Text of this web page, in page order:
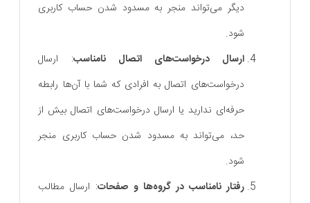
دیگر می‌تواند منجر به مسدود شدن حساب کاربری
شود.
ارسال درخواست‌های اتصال نامناسب: ارسال
درخواست‌های اتصال به افرادی که شما با آن‌ها رابطه
حرفه‌ای ندارید یا ارسال درخواست‌های اتصال بیش از
حد، می‌تواند به مسدود شدن حساب کاربری منجر
شود.
رفتار نامناسب در گروه‌ها و صفحات: ارسال مطالب